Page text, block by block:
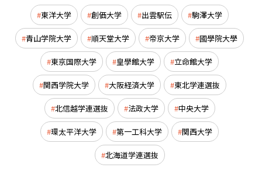
東洋大学 創価大学 出雲駅伝 駒澤大学
青山学院大学 順天堂大学 帝京大学 國學院大學
東京国際大学 皇學館大学 立命館大学
関西学院大学 大阪経済大学 東北学連選抜
北信越学連選抜 法政大学 中央大学
環太平洋大学 第一工科大学 関西大学
北海道学連選抜